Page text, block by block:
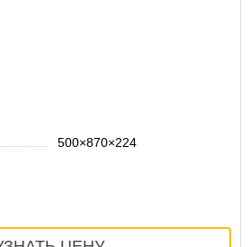
500×870×224